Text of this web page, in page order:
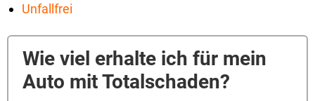
Unfallfrei
Wie viel erhalte ich für mein
Auto mit Totalschaden?